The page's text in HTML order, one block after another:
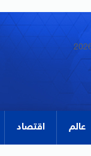
عالم اقتصاد